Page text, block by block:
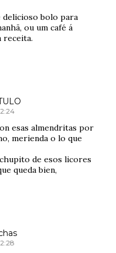
delicioso bolo para
ou um café á
receita.
esas almendritas por
merienda o lo que
de esos licores
queda bien,